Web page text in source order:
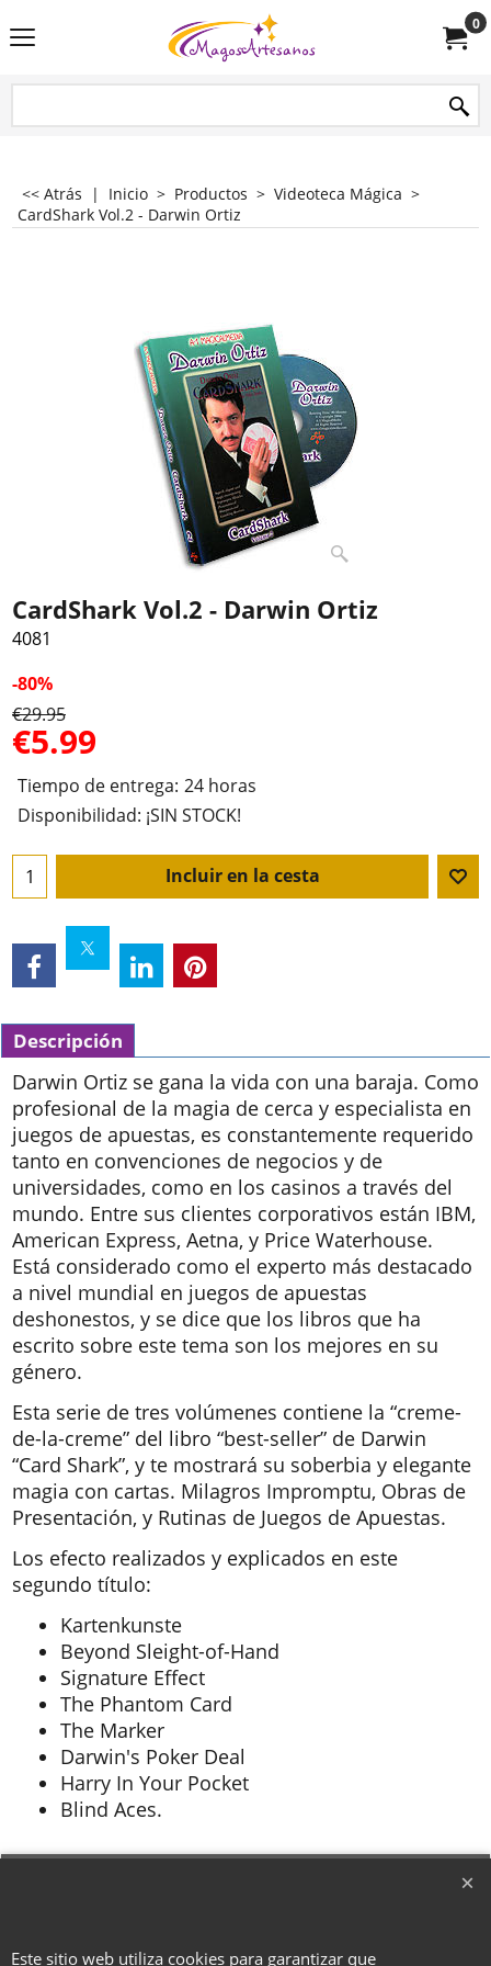
0
<< Atrás | Inicio > Productos > Videoteca Mágica >
CardShark Vol.2 - Darwin Ortiz
CardShark Vol.2 - Darwin Ortiz
4081
-80%
€29.95
€5.99
Tiempo de entrega: 24 horas
Disponibilidad: ¡SIN STOCK!
Incluir en la cesta
Descripción
Darwin Ortiz se gana la vida con una baraja. Como
profesional de la magia de cerca y especialista en
juegos de apuestas, es constantemente requerido
tanto en convenciones de negocios y de
universidades, como en los casinos a través del
mundo. Entre sus clientes corporativos están IBM,
American Express, Aetna, y Price Waterhouse.
Está considerado como el experto más destacado
a nivel mundial en juegos de apuestas
deshonestos, y se dice que los libros que ha
escrito sobre este tema son los mejores en su
género.
Esta serie de tres volúmenes contiene la “creme-
de-la-creme” del libro “best-seller” de Darwin
“Card Shark”, y te mostrará su soberbia y elegante
magia con cartas. Milagros Impromptu, Obras de
Presentación, y Rutinas de Juegos de Apuestas.
Los efecto realizados y explicados en este
segundo título:
Kartenkunste
Beyond Sleight-of-Hand
Signature Effect
The Phantom Card
The Marker
Darwin's Poker Deal
Harry In Your Pocket
Blind Aces.
Este sitio web utiliza cookies para garantizar que